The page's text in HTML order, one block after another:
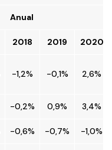
Anual
2018 2019 2020
-1,2% -0,1% 2,6%
-0,2% 0,9% 3,4%
-0,6% -0,7% -1,0%